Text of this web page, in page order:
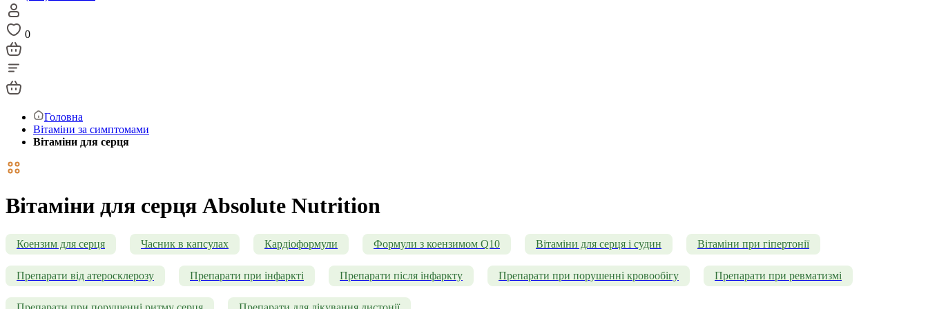
0
Головна
Вітаміни за симптомами
Вітаміни для серця
Вітаміни для серця Absolute Nutrition
Коензим для серця Часник в капсулах Кардіоформули Формули з коензимом Q10 Вітаміни для серця і судин Вітаміни при гіпертонії
Препарати від атеросклерозу Препарати при інфаркті Препарати після інфаркту Препарати при порушенні кровообігу Препарати при ревматизмі